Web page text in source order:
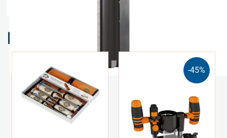
Relaterte produkter
-45%